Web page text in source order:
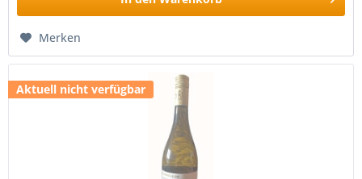
Merken
Aktuell nicht verfügbar